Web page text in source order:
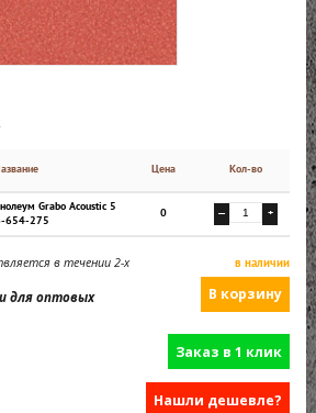
Цена Кол-во
Grabo Acoustic 5
654-275
0 — +
в течении 2-х
для оптовых
в наличии
Заказ в 1 клик
Нашли дешевле?